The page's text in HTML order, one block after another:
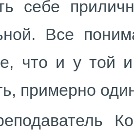
себе
Все
что и у той
примерно